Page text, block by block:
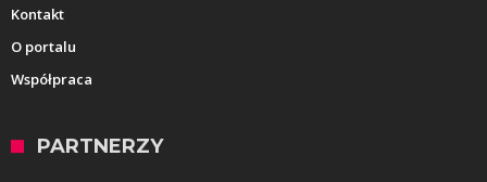
Kontakt
O portalu
Współpraca
PARTNERZY